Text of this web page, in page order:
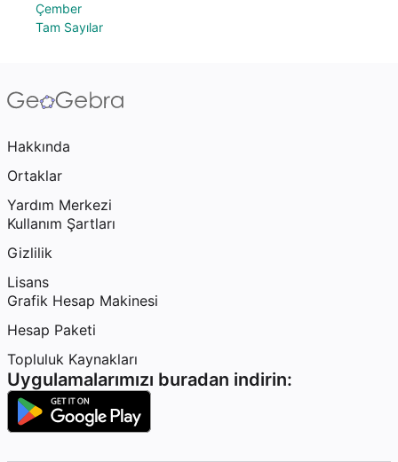
Çember
Tam Sayılar
Hakkında
Ortaklar
Yardım Merkezi
Kullanım Şartları
Gizlilik
Lisans
Grafik Hesap Makinesi
Hesap Paketi
Topluluk Kaynakları
Uygulamalarımızı buradan indirin: